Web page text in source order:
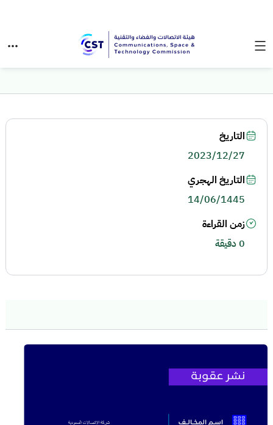
التاريخ
2023/12/27
التاريخ الهجري
14/06/1445
زمن القراءة
0 دقيقة